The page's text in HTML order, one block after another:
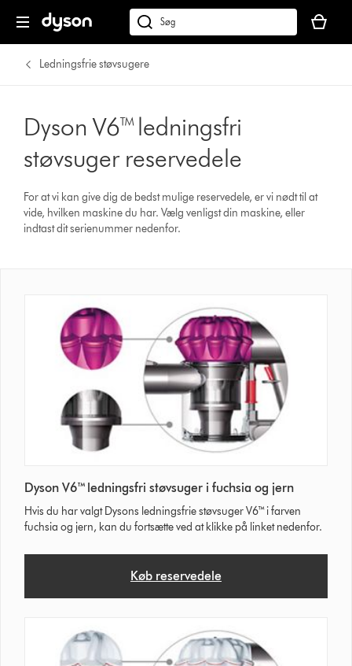
Søg
på
dyson.dk
er
tom
Ledningsfrie støvsugere
Dyson V6™ ledningsfri
støvsuger reservedele
For at vi kan give dig de bedst mulige reservedele, er vi nødt til at
vide, hvilken maskine du har. Vælg venligst din maskine, eller
indtast dit serienummer nedenfor.
Dyson V6™ ledningsfri støvsuger i fuchsia og jern
Hvis du har valgt Dysons ledningsfrie støvsuger V6™ i farven
fuchsia og jern, kan du fortsætte ved at klikke på linket nedenfor.
Køb reservedele